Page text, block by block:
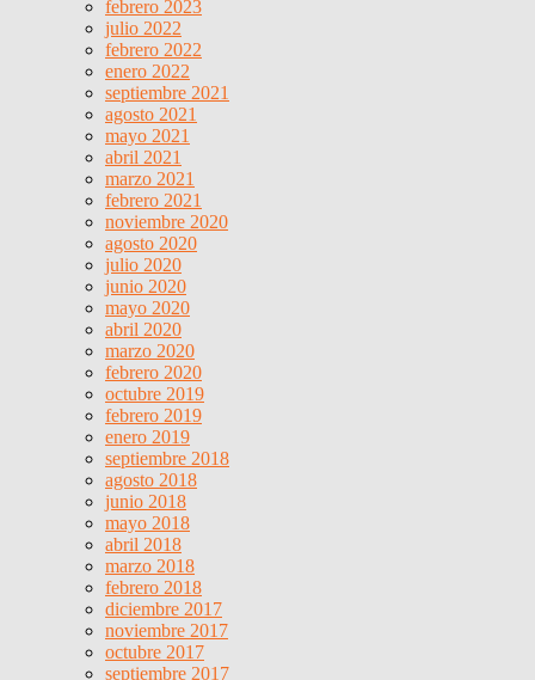
febrero 2023
julio 2022
febrero 2022
enero 2022
septiembre 2021
agosto 2021
mayo 2021
abril 2021
marzo 2021
febrero 2021
noviembre 2020
agosto 2020
julio 2020
junio 2020
mayo 2020
abril 2020
marzo 2020
febrero 2020
octubre 2019
febrero 2019
enero 2019
septiembre 2018
agosto 2018
junio 2018
mayo 2018
abril 2018
marzo 2018
febrero 2018
diciembre 2017
noviembre 2017
octubre 2017
septiembre 2017